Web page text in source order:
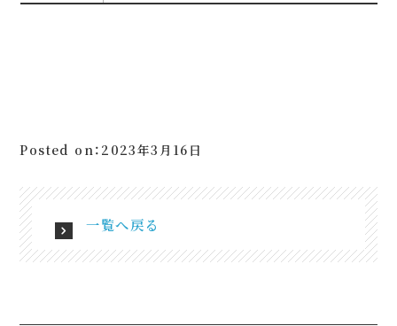
Posted on：2023年3月16日
一覧へ戻る